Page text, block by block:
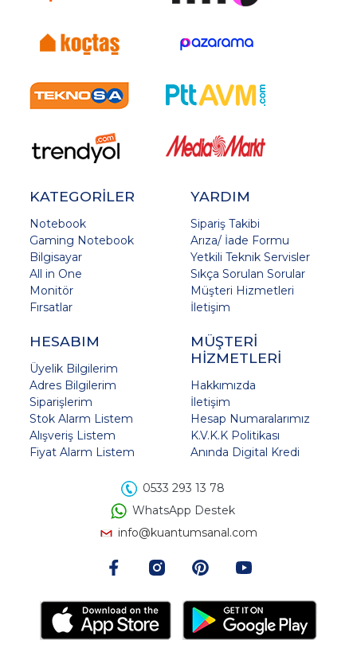
KATEGORİLER
Notebook
Gaming Notebook
Bilgisayar
All in One
Monitör
Fırsatlar
YARDIM
Sipariş Takibi
Arıza/ İade Formu
Yetkili Teknik Servisler
Sıkça Sorulan Sorular
Müşteri Hizmetleri
İletişim
HESABIM
Üyelik Bilgilerim
Adres Bilgilerim
Siparişlerim
Stok Alarm Listem
Alışveriş Listem
Fiyat Alarm Listem
MÜŞTERİ
HİZMETLERİ
Hakkımızda
İletişim
Hesap Numaralarımız
K.V.K.K Politikası
Anında Digital Kredi
0533 293 13 78
WhatsApp Destek
info@kuantumsanal.com